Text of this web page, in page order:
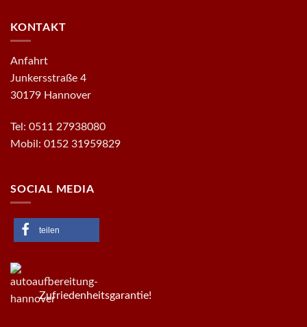
KONTAKT
Anfahrt
Junkersstraße 4
30179 Hannover
Tel: 0511 27938080
Mobil: 0152 31959829
SOCIAL MEDIA
teilen
Zufriedenheitsgarantie!